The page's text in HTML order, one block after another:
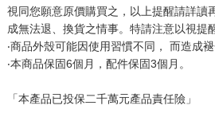
視同您願意原價購買之，以上提醒請詳讀
成無法退、換貨之情事。特請注意以視提醒
‧商品外殼可能因使用習慣不同， 而造成
‧本商品保固6個月，配件保固3個月。
「本產品已投保二千萬元產品責任險」